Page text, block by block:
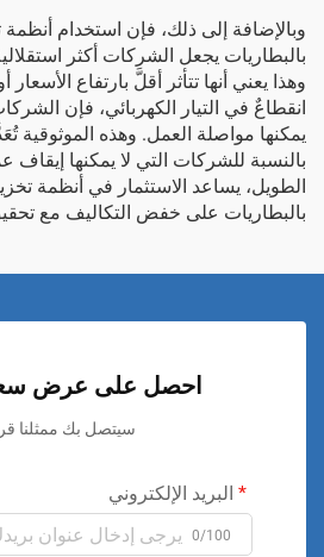
وبالإضافة إلى ذلك، فإن استخدام
بالبطاريات يجعل الشركات أكثر
وهذا يعني أنها تتأثر أقلَّ بارتفاع
انقطاعٌ في التيار الكهربائي، فإن
يمكنها مواصلة العمل. وهذه الموثوقية
بالنسبة للشركات التي لا يمكنها إيقاف
الطويل، يساعد الاستثمار في أنظمة
بالبطاريات على خفض التكاليف مع
احصل على عرض
سيتصل بك ممثلنا
البريد الإلكتروني
0/100